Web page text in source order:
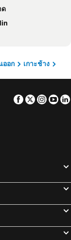
ด
ออก
เกาะช้าง
Facebook
Twitter